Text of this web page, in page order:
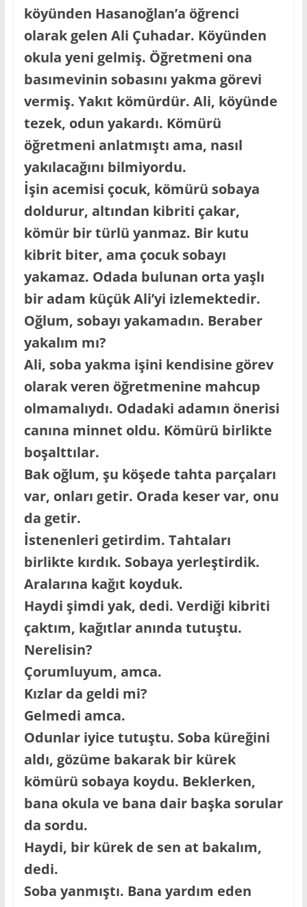
Genel
Kültür
Sitesi.
köyünden Hasanoğlan’a öğrenci
olarak gelen Ali Çuhadar. Köyünden
okula yeni gelmiş. Öğretmeni ona
basımevinin sobasını yakma görevi
vermiş. Yakıt kömürdür. Ali, köyünde
tezek, odun yakardı. Kömürü
öğretmeni anlatmıştı ama, nasıl
yakılacağını bilmiyordu.
İşin acemisi çocuk, kömürü sobaya
doldurur, altından kibriti çakar,
kömür bir türlü yanmaz. Bir kutu
kibrit biter, ama çocuk sobayı
yakamaz. Odada bulunan orta yaşlı
bir adam küçük Ali’yi izlemektedir.
Oğlum, sobayı yakamadın. Beraber
yakalım mı?
Ali, soba yakma işini kendisine görev
olarak veren öğretmenine mahcup
olmamalıydı. Odadaki adamın önerisi
canına minnet oldu. Kömürü birlikte
boşalttılar.
Bak oğlum, şu köşede tahta parçaları
var, onları getir. Orada keser var, onu
da getir.
İstenenleri getirdim. Tahtaları
birlikte kırdık. Sobaya yerleştirdik.
Aralarına kağıt koyduk.
Haydi şimdi yak, dedi. Verdiği kibriti
çaktım, kağıtlar anında tutuştu.
Nerelisin?
Çorumluyum, amca.
Kızlar da geldi mi?
Gelmedi amca.
Odunlar iyice tutuştu. Soba küreğini
aldı, gözüme bakarak bir kürek
kömürü sobaya koydu. Beklerken,
bana okula ve bana dair başka sorular
da sordu.
Haydi, bir kürek de sen at bakalım,
dedi.
Soba yanmıştı. Bana yardım eden